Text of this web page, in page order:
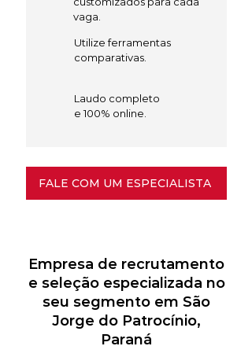
vaga.
Utilize ferramentas
comparativas.
Laudo completo
e 100% online.
FALE COM UM ESPECIALISTA
Empresa de recrutamento
e seleção especializada no
seu segmento em São
Jorge do Patrocínio,
Paraná